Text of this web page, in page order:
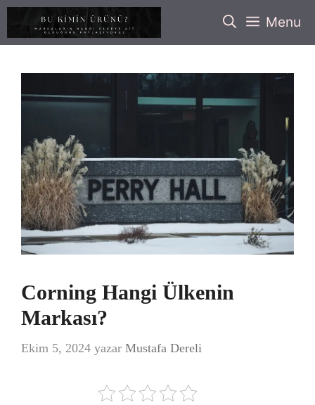
İçeriğe
Menu
Corning Hangi Ülkenin
Markası?
Ekim 5, 2024 yazar Mustafa Dereli